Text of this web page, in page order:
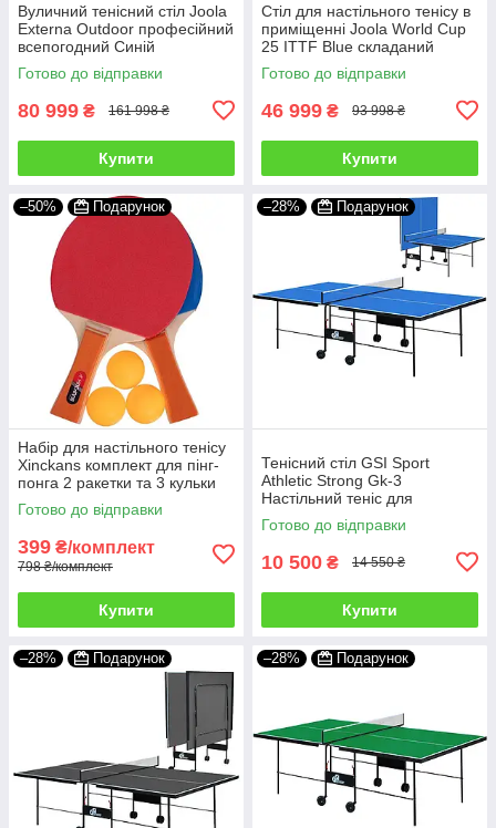
Вуличний тенісний стіл Joola
Externa Outdoor професійний
всепогодний Синій
Готово до відправки
80 999 ₴ 161 998 ₴
Купити
Стіл для настільного тенісу в
приміщенні Joola World Cup
25 ITTF Blue складаний
Синій
Готово до відправки
46 999 ₴ 93 998 ₴
Купити
–50% Подарунок
Набір для настільного тенісу
Xinckans комплект для пінг-
понга 2 ракетки та 3 кульки
м'ячика
Готово до відправки
399 ₴/комплект
798 ₴/комплект
Купити
–28% Подарунок
Тенісний стіл GSI Sport
Athletic Strong Gk-3
Настільний теніс для
приміщень, офісу Пінг понг
складаний Синій
Готово до відправки
10 500 ₴ 14 550 ₴
Купити
–28% Подарунок –28% Подарунок